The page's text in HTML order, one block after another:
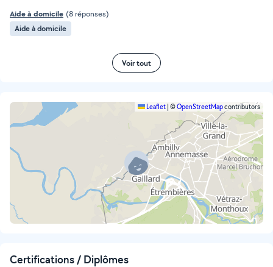
Aide à domicile (8 réponses)
Aide à domicile
Voir tout
Leaflet ©OpenStreetMapcontributors
Certifications / Diplômes